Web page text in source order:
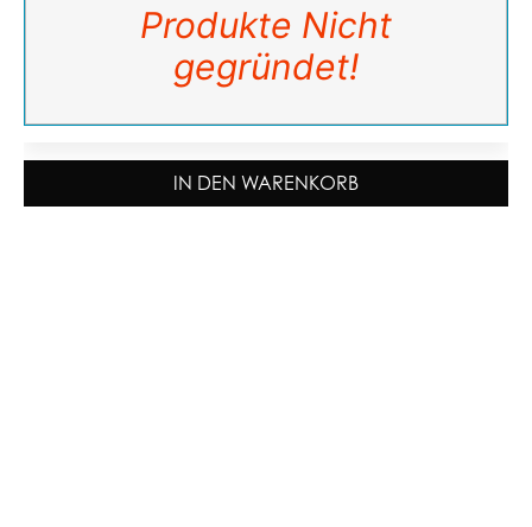
Produkte Nicht
gegründet!
IN DEN WARENKORB